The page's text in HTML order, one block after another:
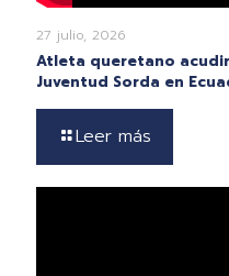
27 julio, 2026
Atleta queretano
Juventud Sorda en
Leer más